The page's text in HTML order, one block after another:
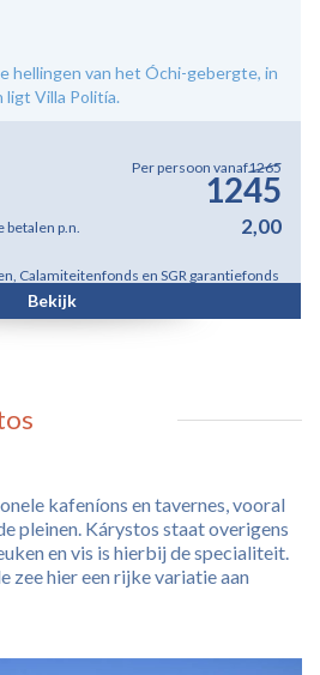
hellingen van het Óchi-gebergte, in
ligt Villa Politía.
Per persoon vanaf1265
1245
p.n. 2,00
Calamiteitenfonds en SGR garantiefonds
Bekijk
kafeníons en tavernes, vooral
pleinen. Kárystos staat overigens
en vis is hierbij de specialiteit.
zee hier een rijke variatie aan